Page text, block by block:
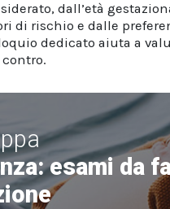
dall’età
di rischio e dalle
dedicato aiuta a
esami da